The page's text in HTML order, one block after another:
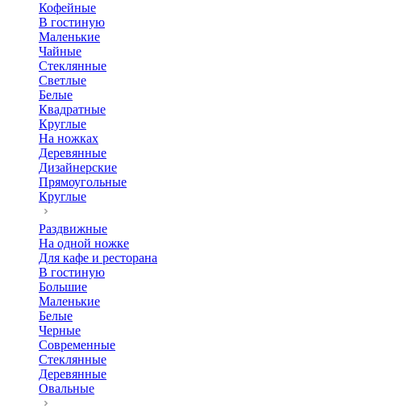
Кофейные
В гостиную
Маленькие
Чайные
Стеклянные
Светлые
Белые
Квадратные
Круглые
На ножках
Деревянные
Дизайнерские
Прямоугольные
Круглые
Раздвижные
На одной ножке
Для кафе и ресторана
В гостиную
Большие
Маленькие
Белые
Черные
Современные
Стеклянные
Деревянные
Овальные